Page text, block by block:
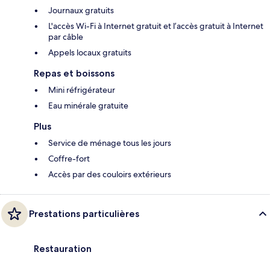
Journaux gratuits
L'accès Wi-Fi à Internet gratuit et l’accès gratuit à Internet
par câble
Appels locaux gratuits
Repas et boissons
Mini réfrigérateur
Eau minérale gratuite
Plus
Service de ménage tous les jours
Coffre-fort
Accès par des couloirs extérieurs
Prestations particulières
Restauration